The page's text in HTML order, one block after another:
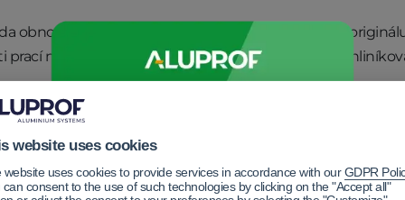
obnovený objekt skutečně zachovává charakter
prací na přesnosti. A právě zde sehrála klíčovou roli
jeden z klíčových prvků
je Cepelia, mají obrovský význam prvky, které často
Jedním z nich jsou hliníková řešení – právě ona
website uses cookies
website uses cookies to provide services in accordance with ourGDPR
can consent to the use of such technologies by clicking on the "Accept all"